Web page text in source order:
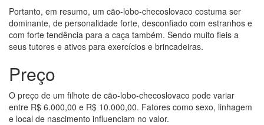
Portanto, em resumo, um cão-lobo-checoslovaco costuma ser
dominante, de personalidade forte, desconfiado com estranhos e
com forte tendência para a caça também. Sendo muito fieis a
seus tutores e ativos para exercícios e brincadeiras.
Preço
O preço de um filhote de cão-lobo-checoslovaco pode variar
entre R$ 6.000,00 e R$ 10.000,00. Fatores como sexo, linhagem
e local de nascimento influenciam no valor.